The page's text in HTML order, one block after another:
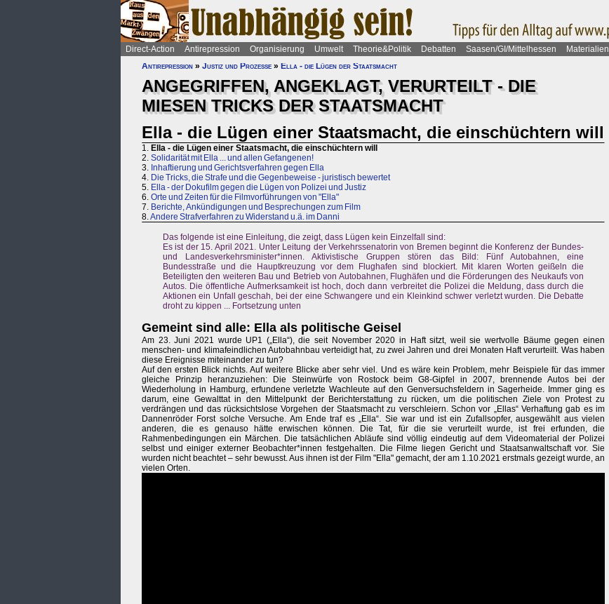
Direct-Action Antirepression Organisierung Umwelt Theorie&Politik Debatten Saasen/GI/Mittelhessen Materialien
Antirepression » Justiz und Prozesse » Ella - die Lügen der Staatsmacht
ANGEGRIFFEN, ANGEKLAGT, VERURTEILT - DIE
MIESEN TRICKS DER STAATSMACHT
Ella - die Lügen einer Staatsmacht, die einschüchtern will
1. Ella - die Lügen einer Staatsmacht, die einschüchtern will
2. Solidarität mit Ella ... und allen Gefangenen!
3. Inhaftierung und Gerichtsverfahren gegen Ella
4. Die Tricks, die Strafe und die Gegenbeweise - juristisch bewertet
5. Ella - der Dokufilm gegen die Lügen von Polizei und Justiz
6. Orte und Zeiten für die Filmvorführungen von "Ella"
7. Berichte, Ankündigungen und Besprechungen zum Film
8.Andere Strafverfahren zu Widerstand u.ä. im Danni
Das folgende ist eine Einleitung, die zeigt, dass Lügen kein Einzelfall sind:
Es ist der 15. April 2021. Unter Leitung der Verkehrssenatorin von Bremen beginnt die Konferenz der Bundes-
und Landesverkehrsminister*innen. Aktivistische Gruppen stören das Bild: Fünf Autobahnen, eine
Bundesstraße und die Hauptkreuzung vor dem Flughafen sind blockiert. Mit klaren Worten geißeln die
Beteiligten den weiteren Bau und Betrieb von Autobahnen, Flughäfen und die Förderungen des Neukaufs von
Autos. Die öffentliche Aufmerksamkeit ist hoch, doch dann verbreitet die Polizei die Meldung, dass durch die
Aktionen ein Unfall geschah, bei der eine Schwangere und ein Kleinkind schwer verletzt wurden. Die Debatte
droht zu kippen ... Fortsetzung unten
Gemeint sind alle: Ella als politische Geisel
Am 23. Juni 2021 wurde UP1 („Ella“), die seit November 2020 in Haft sitzt, weil sie wertvolle Bäume gegen einen
menschen- und klimafeindlichen Autobahnbau verteidigt hat, zu zwei Jahren und drei Monaten Haft verurteilt. Was haben
diese Ereignisse miteinander zu tun?
Auf den ersten Blick nichts. Auf weitere Blicke aber sehr viel. Und es wäre kein Problem, mehr Beispiele für das immer
gleiche Prinzip heranzuziehen: Die Steinwürfe von Rostock beim G8-Gipfel in 2007, brennende Autos bei der
Wiederholung in Hamburg, erfundene verletzte Wachleute auf den Genversuchsfeldern in Sagerheide. Immer ging es
darum, eine Gewalttat in den Mittelpunkt der Berichterstattung zu rücken, um die politischen Ziele von Protest zu
verdrängen und das rücksichtslose Vorgehen der Staatsmacht zu verschleiern. Schon vor „Ellas“ Verhaftung gab es im
Dannenröder Forst solche Versuche. Am Ende traf es „Ella“. Sie war und ist ein Zufallsopfer, ausgewählt aus vielen
anderen, die es genauso hätte erwischen können. Die Tat, für die sie verurteilt wurde, ist frei erfunden, die
Rahmenbedingungen ein Märchen. Die tatsächlichen Abläufe sind völlig eindeutig auf dem Videomaterial der Polizei
selbst und einiger externer Beobachter*innen festgehalten. Die Filme liegen Gericht und Staatsanwaltschaft vor. Sie
wurden nicht beachtet – sehr bewusst. Aus ihnen ist der Film "Ella" gemacht, der am 1.10.2021 erstmals gezeigt wurde, an
vielen Orten.